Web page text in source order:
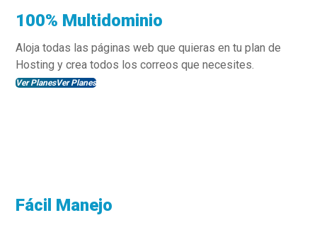
100% Multidominio
Aloja todas las páginas web que quieras en tu plan de
Hosting y crea todos los correos que necesites.
Ver PlanesVer Planes
Fácil Manejo